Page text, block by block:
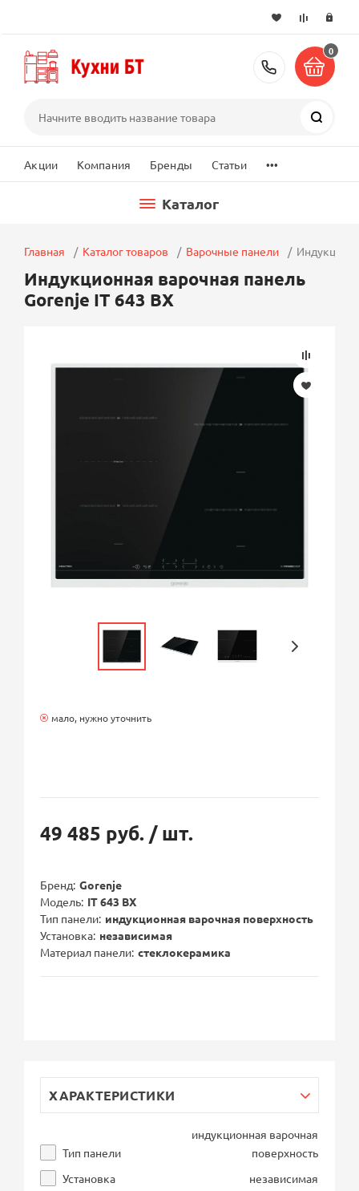
+7 (495)
0
Акции Компания Бренды Статьи ...
Каталог
Главная Каталог товаров Варочные панели
Индукционная варочная панель
Gorenje IT 643 BX
мало, нужно уточнить
49 485 руб. / шт.
Бренд Gorenje
Модель IT 643 BX
Тип панели индукционная варочная поверхность
Установка независимая
Материал панели стеклокерамика
ХАРАКТЕРИСТИКИ
Тип панели
индукционная варочная
поверхность
Установка
независимая